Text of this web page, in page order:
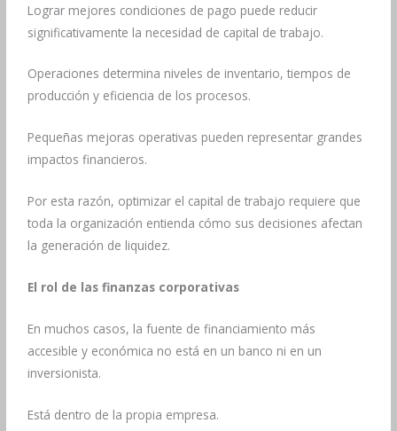
Lograr mejores condiciones de pago puede reducir
significativamente la necesidad de capital de trabajo.
Operaciones determina niveles de inventario, tiempos de
producción y eficiencia de los procesos.
Pequeñas mejoras operativas pueden representar grandes
impactos financieros.
Por esta razón, optimizar el capital de trabajo requiere que
toda la organización entienda cómo sus decisiones afectan
la generación de liquidez.
El rol de las finanzas corporativas
En muchos casos, la fuente de financiamiento más
accesible y económica no está en un banco ni en un
inversionista.
Está dentro de la propia empresa.